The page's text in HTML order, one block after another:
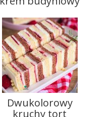
Dwukolorowy
kruchy tort